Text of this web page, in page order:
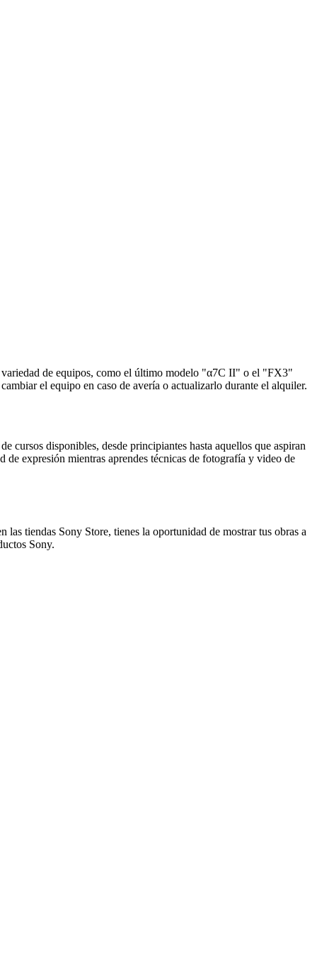
variedad de equipos, como el último modelo "α7C II" o el "FX3"
el equipo en caso de avería o actualizarlo durante el alquiler.
cursos disponibles, desde principiantes hasta aquellos que aspiran
expresión mientras aprendes técnicas de fotografía y video de
las tiendas Sony Store, tienes la oportunidad de mostrar tus obras a
Sony.